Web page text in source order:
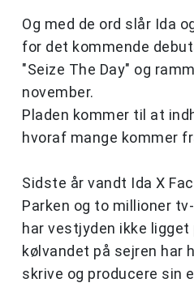
Og med de ord slår Ida
for det kommende
"Seize The Day" og
november.
Pladen kommer til at
hvoraf mange kommer
Sidste år vandt Ida X
Parken og to millioner
har vestjyden ikke ligget
kølvandet på sejren har
skrive og producere sin